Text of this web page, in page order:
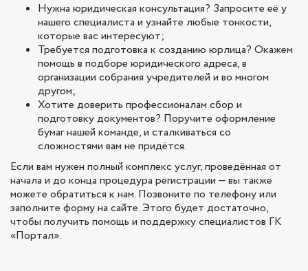
Нужна юридическая консультация? Запросите её у
нашего специалиста и узнайте любые тонкости,
которые вас интересуют;
Требуется подготовка к созданию юрлица? Окажем
помощь в подборе юридического адреса, в
организации собрания учредителей и во многом
другом;
Хотите доверить профессионалам сбор и
подготовку документов? Поручите оформление
бумаг нашей команде, и сталкиваться со
сложностями вам не придётся.
Если вам нужен полный комплекс услуг, проведённая от
начала и до конца процедура регистрации — вы также
можете обратиться к нам. Позвоните по телефону или
заполните форму на сайте. Этого будет достаточно,
чтобы получить помощь и поддержку специалистов ГК
«Портал».